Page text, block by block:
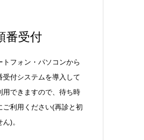
番受付
フォン・パソコンから
付システムを導入して
用できますので、待ち時
ご利用ください(再診と初
)。